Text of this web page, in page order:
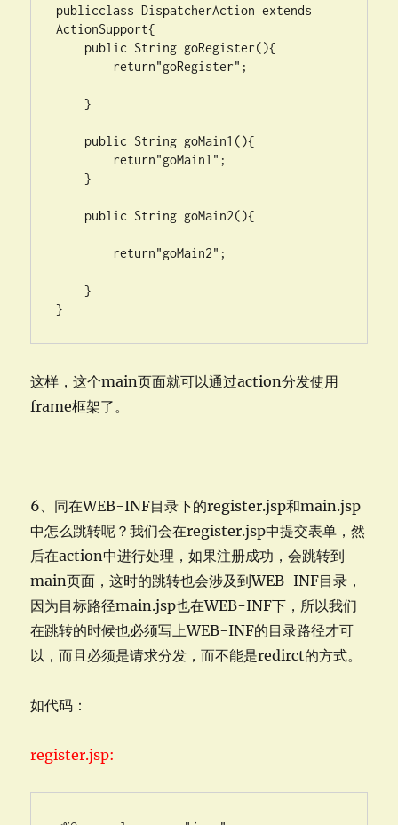
publicclass DispatcherAction extends
ActionSupport{
    }
    }
    }
}
这样，这个main页面就可以通过action分发使用
frame框架了。
6、同在WEB-INF目录下的register.jsp和main.jsp
中怎么跳转呢？我们会在register.jsp中提交表单，然
后在action中进行处理，如果注册成功，会跳转到
main页面，这时的跳转也会涉及到WEB-INF目录，
因为目标路径main.jsp也在WEB-INF下，所以我们
在跳转的时候也必须写上WEB-INF的目录路径才可
以，而且必须是请求分发，而不能是redirct的方式。
如代码：
register.jsp: